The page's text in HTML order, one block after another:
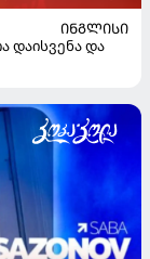
ᲘᲜᲒᲚᲘᲡᲘ
დაისვენა და